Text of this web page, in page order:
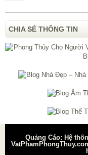
CHIA SẺ THÔNG TIN
Quảng Cáo: Hệ